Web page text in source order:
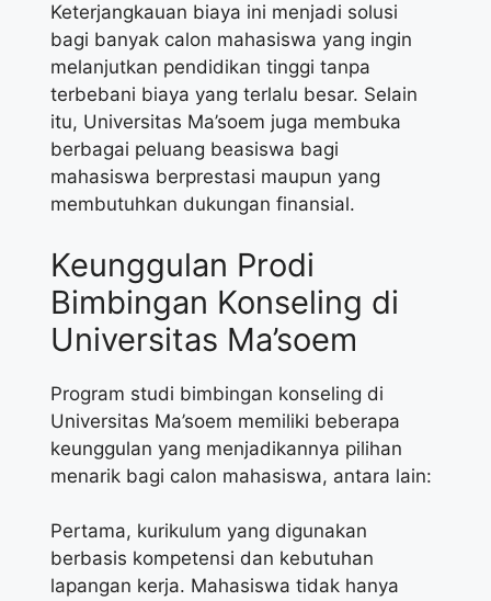
Keterjangkauan biaya ini menjadi solusi
bagi banyak calon mahasiswa yang ingin
melanjutkan pendidikan tinggi tanpa
terbebani biaya yang terlalu besar. Selain
itu, Universitas Ma’soem juga membuka
berbagai peluang beasiswa bagi
mahasiswa berprestasi maupun yang
membutuhkan dukungan finansial.
Keunggulan Prodi
Bimbingan Konseling di
Universitas Ma’soem
Program studi bimbingan konseling di
Universitas Ma’soem memiliki beberapa
keunggulan yang menjadikannya pilihan
menarik bagi calon mahasiswa, antara lain:
Pertama, kurikulum yang digunakan
berbasis kompetensi dan kebutuhan
lapangan kerja. Mahasiswa tidak hanya